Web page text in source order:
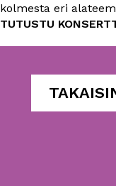
kolmesta eri
TUTUSTU